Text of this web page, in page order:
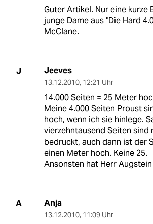
Guter Artikel. Nur eine kurze
junge Dame aus "Die Hard
McClane.
J Jeeves
13.12.2010, 12:21 Uhr
14.000 Seiten = 25 Meter
Meine 4.000 Seiten Proust
hoch, wenn ich sie hinlege.
vierzehntausend Seiten sind
bedruckt, auch dann ist der
einen Meter hoch. Keine 25.
Ansonsten hat Herr
A Anja
13.12.2010, 11:09 Uhr